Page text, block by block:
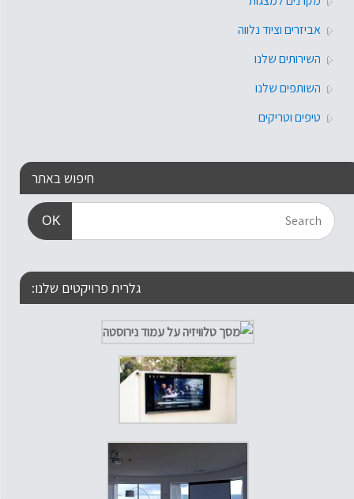
אביזרים וציוד נלווה
השירותים שלנו
השותפים שלנו
טיפים וטריקים
חיפוש באתר
OK
גלרית פרויקטים שלנו: